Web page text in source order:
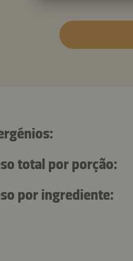
total por porção:
por ingrediente: